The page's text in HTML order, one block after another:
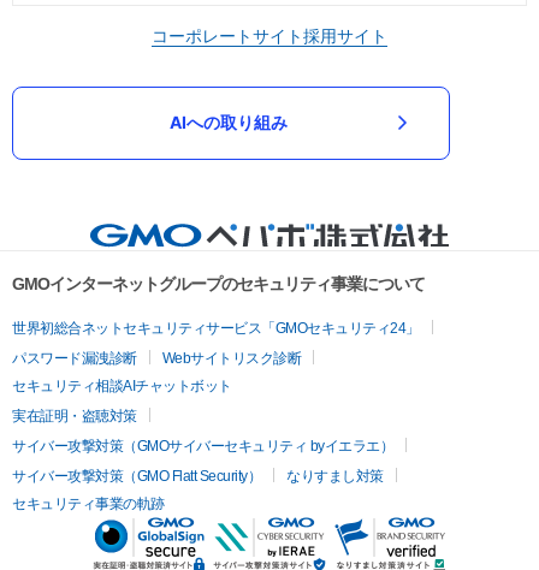
コーポレートサイト採用サイト
AIへの取り組み
GMOインターネットグループのセキュリティ事業について
世界初総合ネットセキュリティサービス「GMOセキュリティ24」
パスワード漏洩診断
Webサイトリスク診断
セキュリティ相談AIチャットボット
実在証明・盗聴対策
サイバー攻撃対策（GMOサイバーセキュリティ byイエラエ）
サイバー攻撃対策（GMO Flatt Security）
なりすまし対策
セキュリティ事業の軌跡